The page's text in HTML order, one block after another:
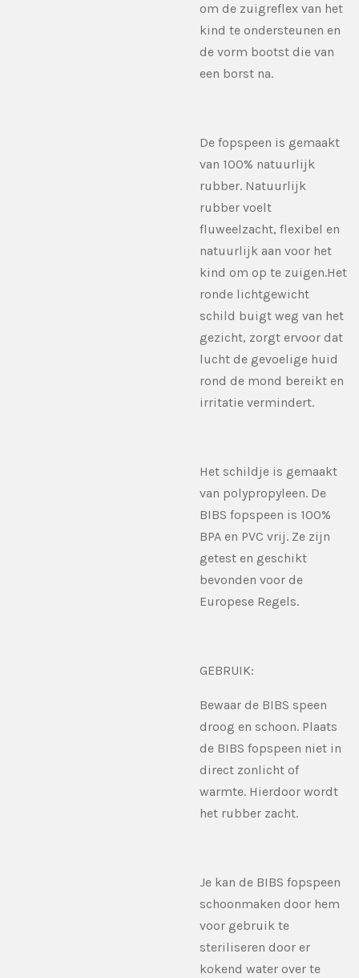
om de zuigreflex van het
kind te ondersteunen en
de vorm bootst die van
een borst na.
De fopspeen is gemaakt
van 100% natuurlijk
rubber. Natuurlijk
rubber voelt
fluweelzacht, flexibel en
natuurlijk aan voor het
kind om op te zuigen.Het
ronde lichtgewicht
schild buigt weg van het
gezicht, zorgt ervoor dat
lucht de gevoelige huid
rond de mond bereikt en
irritatie vermindert.
Het schildje is gemaakt
van polypropyleen. De
BIBS fopspeen is 100%
BPA en PVC vrij. Ze zijn
getest en geschikt
bevonden voor de
Europese Regels.
GEBRUIK:
Bewaar de BIBS speen
droog en schoon. Plaats
de BIBS fopspeen niet in
direct zonlicht of
warmte. Hierdoor wordt
het rubber zacht.
Je kan de BIBS fopspeen
schoonmaken door hem
voor gebruik te
steriliseren door er
kokend water over te